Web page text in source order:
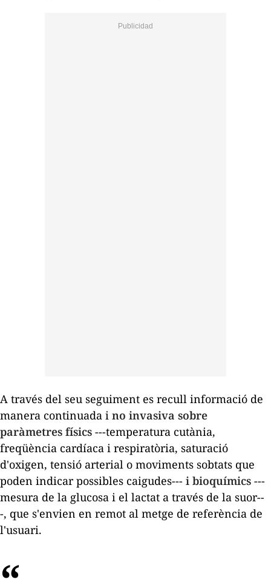
A través del seu seguiment es recull informació de
manera continuada i no invasiva sobre
paràmetres físics ---temperatura cutània,
freqüència cardíaca i respiratòria, saturació
d'oxigen, tensió arterial o moviments sobtats que
poden indicar possibles caigudes--- i bioquímics ---
mesura de la glucosa i el lactat a través de la suor--
-, que s'envien en remot al metge de referència de
l'usuari.